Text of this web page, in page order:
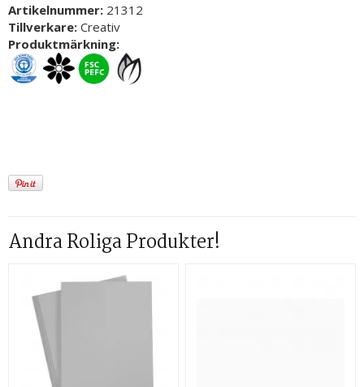
Artikelnummer: 21312
Tillverkare: Creativ
Produktmärkning:
Andra Roliga Produkter!